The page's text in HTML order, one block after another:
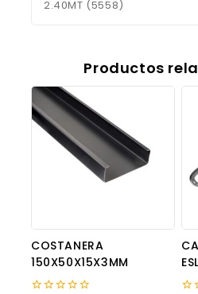
2.40MT (5558)
Productos
COSTANERA
150X50X15X3MM